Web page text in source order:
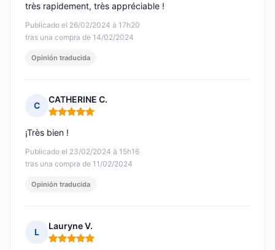
Publicado el 26/02/2024 à 17h20
tras una compra de 14/02/2024
très rapidement, très appréciable !
Opinión traducida
C
CATHERINE C.
Nota: 5 de 5
Publicado el 23/02/2024 à 15h16
tras una compra de 11/02/2024
¡Très bien !
Opinión traducida
L
Lauryne V.
Nota: 5 de 5